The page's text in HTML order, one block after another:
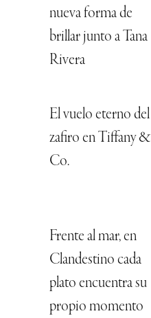
nueva forma de
brillar junto a Tana
Rivera
El vuelo eterno del
zafiro en Tiffany &
Co.
Frente al mar, en
Clandestino cada
plato encuentra su
propio momento